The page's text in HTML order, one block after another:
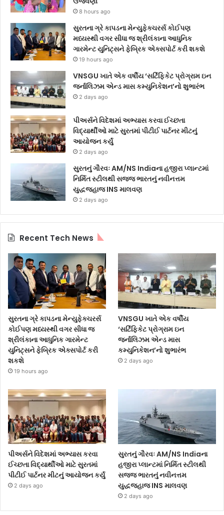
8 hours ago
સુરતના ગ્રે કાપડના મેન્યુફેક્ચરર્સ કોઈપણ
મધ્યસ્થી વગર સીધા જ શ્રીલંકાના આધુનિક
ગારમેન્ટ યુનિટ્સને ફેબ્રિક એક્સપોર્ટ કરી શકશે
19 hours ago
VNSGU ખાતે એક વર્ષીય ‘સર્ટિફિકેટ પ્રોગ્રામ ઇન
જર્નાલિઝમ એન્ડ માસ કમ્યુનિકેશન’નો શુભારંભ
2 days ago
પીઅર્સને વિદેશમાં અભ્યાસ કરવા ઈચ્છતા
વિદ્યાર્થીઓ માટે સુરતમાં પીટીઈ પાર્ટનર મીટનું
આયોજન કર્યું
2 days ago
સુરતનું ગૌરવઃ AM/NS Indiaના હજીરા પ્લાન્ટમાં
નિર્મિત સ્ટીલથી સજ્જ ભારતનું નવીનત્તમ
યુદ્ધજહાજ INS માલવણ
2 days ago
Recent Tech News
સુરતના ગ્રે કાપડના મેન્યુફેક્ચરર્સ
કોઈપણ મધ્યસ્થી વગર સીધા જ
શ્રીલંકાના આધુનિક ગારમેન્ટ
યુનિટ્સને ફેબ્રિક એક્સપોર્ટ કરી
શકશે
19 hours ago
VNSGU ખાતે એક વર્ષીય
‘સર્ટિફિકેટ પ્રોગ્રામ ઇન
જર્નાલિઝમ એન્ડ માસ
કમ્યુનિકેશન’નો શુભારંભ
2 days ago
પીઅર્સને વિદેશમાં અભ્યાસ કરવા
ઈચ્છતા વિદ્યાર્થીઓ માટે સુરતમાં
પીટીઈ પાર્ટનર મીટનું આયોજન કર્યું
2 days ago
સુરતનું ગૌરવઃ AM/NS Indiaના
હજીરા પ્લાન્ટમાં નિર્મિત સ્ટીલથી
સજ્જ ભારતનું નવીનત્તમ
યુદ્ધજહાજ INS માલવણ
2 days ago